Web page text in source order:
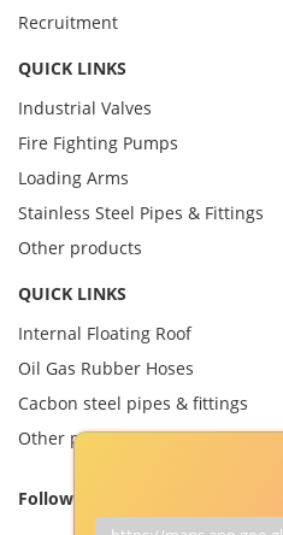
Recruitment
QUICK LINKS
Industrial Valves
Fire Fighting Pumps
Loading Arms
Stainless Steel Pipes & Fittings
Other products
QUICK LINKS
Internal Floating Roof
Oil Gas Rubber Hoses
Cacbon steel pipes & fittings
Other product
Follow us